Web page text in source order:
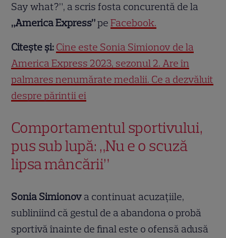
Say what?”, a scris fosta concurentă de la
„America Express”peFacebook.
Citește și: Cine este Sonia Simionov de la
America Express 2023, sezonul 2. Are în
palmares nenumărate medalii. Ce a dezvăluit
despre părinții ei
Comportamentul sportivului,
pus sub lupă: „Nu e o scuză
lipsa mâncării”
Sonia Simionov a continuat acuzațiile,
subliniind că gestul de a abandona o probă
sportivă înainte de final este o ofensă adusă